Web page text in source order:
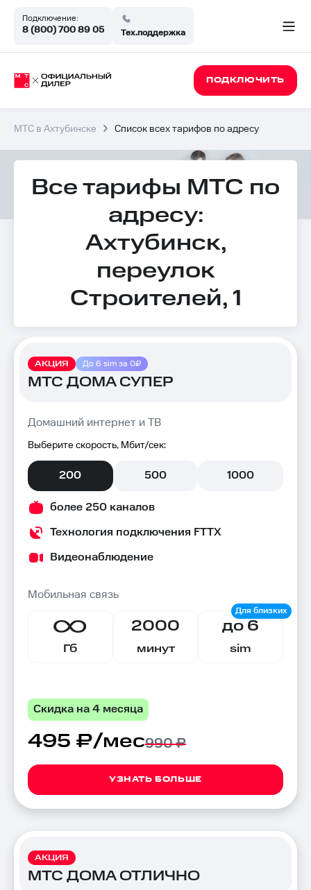
Подключение:
8 (800) 700 89 05 Тех.поддержка
ПОДКЛЮЧИТЬ
МТС в Ахтубинске Список всех тарифов по адресу
Все тарифы МТС по
адресу:
Ахтубинск,
переулок
Строителей, 1
АКЦИЯ До 6 sim за 0₽
МТС ДОМА СУПЕР
Домашний интернет и ТВ
Выберите скорость, Мбит/сек:
200 500 1000
более 250 каналов
Технология подключения FTTX
Видеонаблюдение
Мобильная связь
Гб
2000
минут
до 6
sim
Скидка на 4 месяца
495 ₽/мес990 ₽
УЗНАТЬ БОЛЬШЕ
АКЦИЯ
МТС ДОМА ОТЛИЧНО